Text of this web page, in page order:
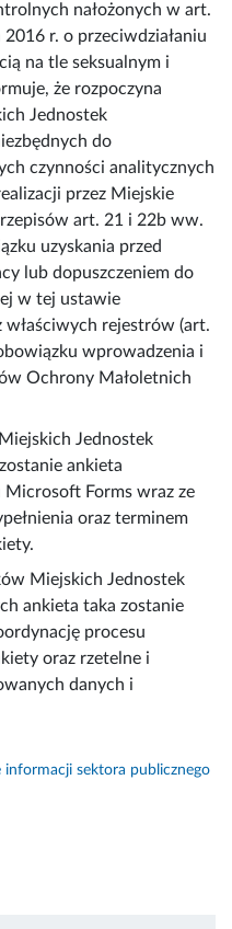
nałożonych w art.
r. o przeciwdziałaniu
na tle seksualnym i
że rozpoczyna
Jednostek
do
czynności analitycznych
przez Miejskie
art. 21 i 22b ww.
uzyskania przed
lub dopuszczeniem do
w tej ustawie
rejestrów (art.
wprowadzenia i
Ochrony Małoletnich
Jednostek
ankieta
Forms wraz ze
oraz terminem
Miejskich Jednostek
ankieta taka zostanie
procesu
oraz rzetelne i
danych i
sektora publicznego